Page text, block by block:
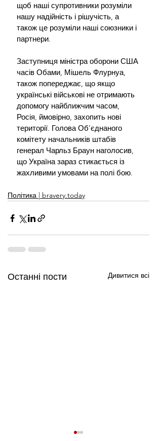
щоб наші супротивники розуміли
нашу надійність і рішучість, а
також це розуміли наші союзники і
партнери.
Заступниця міністра оборони США
часів Обами, Мішель Флурнуа,
також попереджає, що якщо
українські військові не отримають
допомогу найближчим часом,
Росія, ймовірно, захопить нові
території. Голова Об’єднаного
комітету начальників штабів
генерал Чарльз Браун наголосив,
що Україна зараз стикається із
жахливими умовами на полі бою.
Політика | bravery.today
Останні пости Дивитися всі